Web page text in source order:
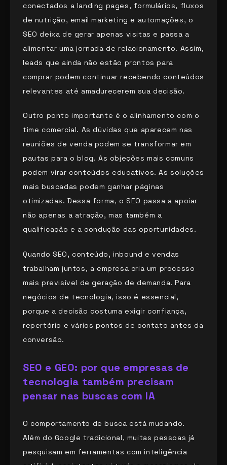
conectados a landing pages, formulários, fluxos
de nutrição, email marketing e automações, o
SEO deixa de gerar apenas visitas e passa a
alimentar uma jornada de relacionamento. Assim,
leads que ainda não estão prontos para
comprar podem continuar recebendo conteúdos
relevantes até amadurecerem sua decisão.
Outro ponto importante é o alinhamento com o
time comercial. As dúvidas que aparecem nas
reuniões de venda podem se transformar em
pautas para o blog. As objeções mais comuns
podem virar conteúdos educativos. As soluções
mais buscadas podem ganhar páginas
otimizadas. Dessa forma, o SEO passa a apoiar
não apenas a atração, mas também a
qualificação e a condução das oportunidades.
Quando SEO, conteúdo, inbound e vendas
trabalham juntos, a empresa cria um processo
mais previsível de geração de demanda. Para
negócios de tecnologia, isso é essencial,
porque a decisão costuma exigir confiança,
repertório e vários pontos de contato antes da
conversão.
SEO e GEO: por que empresas de
tecnologia também precisam
pensar nas buscas com IA
O comportamento de busca está mudando.
Além do Google tradicional, muitas pessoas já
pesquisam em ferramentas com inteligência